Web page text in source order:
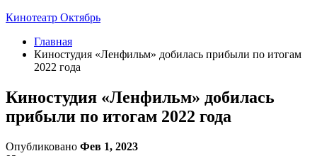
Кинотеатр Октябрь
Главная
Киностудия «Ленфильм» добилась прибыли по итогам
2022 года
Киностудия «Ленфильм» добилась
прибыли по итогам 2022 года
Опубликовано Фев 1, 2023